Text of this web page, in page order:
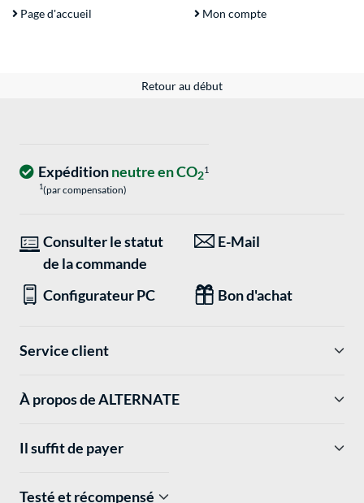
Page d'accueil Mon compte
Retour au début
Expéditionneutre en CO21
1(par compensation)
Consulter le statut
de la commande
E-Mail
Configurateur PC Bon d'achat
Service client
À propos de ALTERNATE
Il suffit de payer
Testé et récompensé